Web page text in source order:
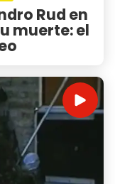
Rud en
muerte: el